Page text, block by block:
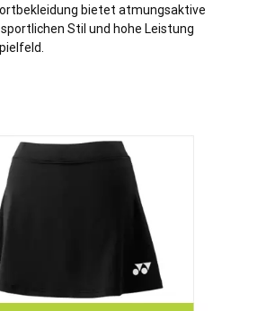
bietet atmungsaktive
Stil und hohe Leistung